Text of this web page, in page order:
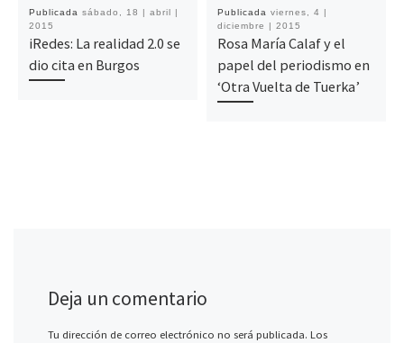
Publicada sábado, 18 | abril |
2015
iRedes: La realidad 2.0 se
dio cita en Burgos
Publicada viernes, 4 |
diciembre | 2015
Rosa María Calaf y el
papel del periodismo en
‘Otra Vuelta de Tuerka’
Deja un comentario
Tu dirección de correo electrónico no será publicada. Los